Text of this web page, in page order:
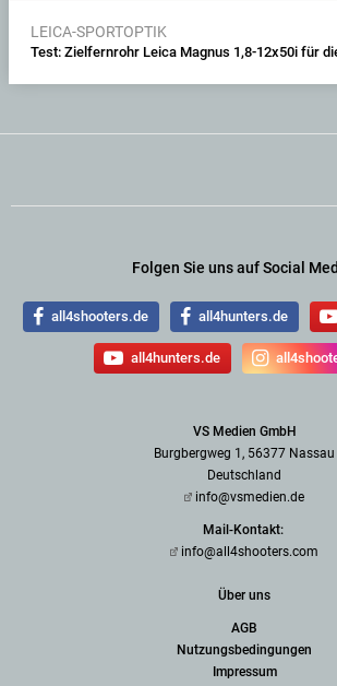
LEICA-SPORTOPTIK
Test: Zielfernrohr Leica Magnus 1,8-12x50i für
Folgen Sie uns auf Social
all4shooters.de all4hunters.de
all4hunters.de
VS Medien GmbH
Burgbergweg 1, 56377 Nassau
Deutschland
info@vsmedien.de
Mail-Kontakt:
info@all4shooters.com
Über uns
AGB
Nutzungsbedingungen
Impressum